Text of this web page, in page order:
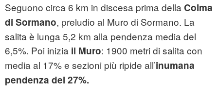
Seguono circa 6 km in discesa prima della Colma
di Sormano, preludio al Muro di Sormano. La
salita è lunga 5,2 km alla pendenza media del
6,5%. Poi inizia il Muro: 1900 metri di salita con
media al 17% e sezioni più ripide all’inumana
pendenza del 27%.